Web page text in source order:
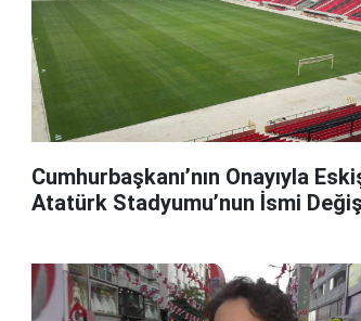
Cumhurbaşkanı’nın Onayıyla
Atatürk Stadyumu’nun İsmi